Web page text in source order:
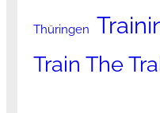
Thüringen
Train The